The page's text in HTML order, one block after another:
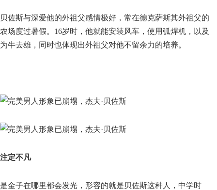
贝佐斯与深爱他的外祖父感情极好，常在德克萨斯其外祖父的
农场度过暑假。16岁时，他就能安装风车，使用弧焊机，以及
为牛去雄，同时也体现出外祖父对他不留余力的培养。
注定不凡
是金子在哪里都会发光，形容的就是贝佐斯这种人，中学时